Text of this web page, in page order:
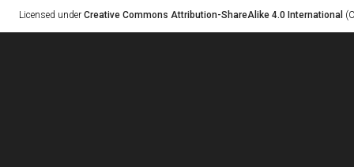
Licensed under Creative Commons Attribution-ShareAlike 4.0 International